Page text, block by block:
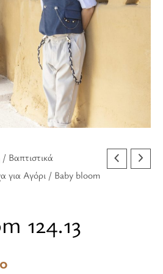
/ Βαπτιστικά
για Αγόρι / Baby bloom
124.13
είναι:
€189.90.